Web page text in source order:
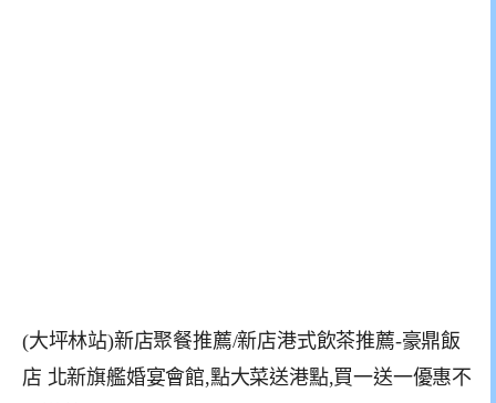
(大坪林站)新店聚餐推薦/新店港式飲茶推薦-豪鼎飯
店 北新旗艦婚宴會館,點大菜送港點,買一送一優惠不